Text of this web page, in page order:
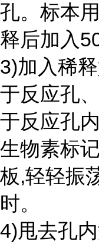
孔。标本
释后加入
3)加入稀
于反应孔
于反应孔
生物素标
板,轻轻振
时。
4)甩去孔